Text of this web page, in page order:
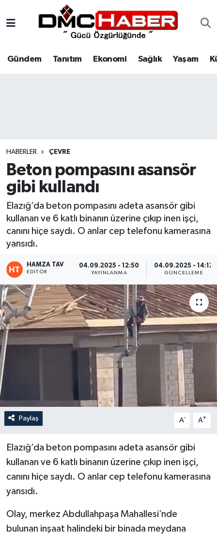
Gündem Tanıtım Ekonomi Sağlık Yaşam
HABERLER ÇEVRE
Beton pompasını asansör
gibi kullandı
Elazığ’da beton pompasını adeta asansör gibi
kullanan ve 6 katlı binanın üzerine çıkıp inen işçi,
canını hiçe saydı. O anlar cep telefonu kamerasına
yansıdı.
HAMZA TAV
EDITÖR
04.09.2025 - 12:50
YAYINLANMA
04.09.2025 - 14:12
GÜNCELLEME
Paylaş A- A+
Elazığ’da beton pompasını adeta asansör gibi
kullanan ve 6 katlı binanın üzerine çıkıp inen işçi,
canını hiçe saydı. O anlar cep telefonu kamerasına
yansıdı.
Olay, merkez Abdullahpaşa Mahallesi’nde
bulunan inşaat halindeki bir binada meydana
Tanıtım
Spor
Siyaset
Eğitim
Asayiş
Resmi İlan
Nöbetçi Eczaneler
Hava Durumu
Haber Arşivi